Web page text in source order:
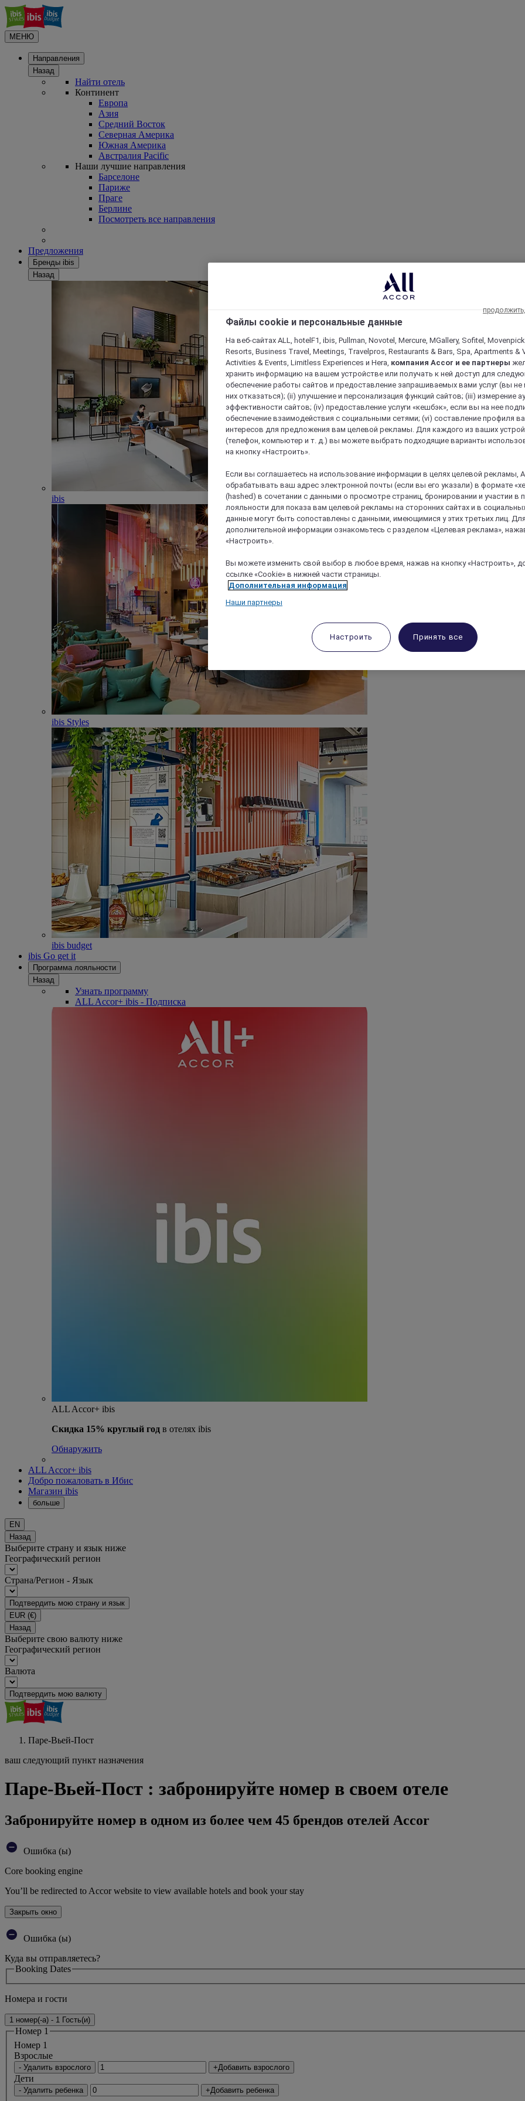
МЕНЮ
Направления
Назад
Найти отель
Континент
Европа
Азия
Средний Восток
Северная Америка
Южная Америка
Австралия Pacific
Наши лучшие направления
Барселоне
Париже
Праге
Берлине
Посмотреть все направления
Предложения
Бренды ibis
Назад
ibis
ibis Styles
ibis budget
ibis Go get it
Программа лояльности
Назад
Узнать программу
ALL Accor+ ibis - Подписка
ALL Accor+ ibis
Скидка 15% круглый год в отелях ibis
Обнаружить
ALL Accor+ ibis
Добро пожаловать в Ибис
Магазин ibis
больше
EN
Назад
Выберите страну и язык ниже
Географический регион
Страна/Регион - Язык
Подтвердить мою страну и язык
EUR (€)
Назад
Выберите свою валюту ниже
Географический регион
Валюта
Подтвердить мою валюту
Паре-Вьей-Пост
ваш следующий пункт назначения
Паре-Вьей-Пост : забронируйте номер в своем отеле
Забронируйте номер в одном из более чем 45 брендов отелей Accor
Ошибка (ы)
Core booking engine
You’ll be redirected to Accor website to view available hotels and book your stay
Закрыть окно
Ошибка (ы)
Куда вы отправляетесь?
Booking Dates
Номера и гости
1 номер(-а) - 1 Гость(и)
Номер 1
Номер 1
Bзрослые
- Удалить взрослого +Добавить взрослого
Дети
- Удалить ребенка +Добавить ребенка
Файлы cookie и персональные данные
На веб-сайтах ALL, hotelF1, ibis, Pullman, Novotel, Mercure, MGallery, Sofitel,
Resorts, Business Travel, Meetings, Travelpros, Restaurants & Bars, Spa, Apartments &
Activities & Events, Limitless Experiences и Hera, компания Accor и ее партнеры
хранить информацию на вашем устройстве или получать к ней доступ для
обеспечение работы сайтов и предоставление запрашиваемых вами услуг (вы
них отказаться); (ii) улучшение и персонализация функций сайтов; (iii) измерение
эффективности сайтов; (iv) предоставление услуги «кешбэк», если вы на нее
обеспечение взаимодействия с социальными сетями; (vi) составление профиля
интересов для предложения вам целевой рекламы. Для каждого из ваших
(телефон, компьютер и т. д.) вы можете выбрать подходящие варианты
на кнопку «Настроить».
Если вы соглашаетесь на использование информации в целях целевой рекламы,
обрабатывать ваш адрес электронной почты (если вы его указали) в формате
(hashed) в сочетании с данными о просмотре страниц, бронировании и участии в
лояльности для показа вам целевой рекламы на сторонних сайтах и в
данные могут быть сопоставлены с данными, имеющимися у этих третьих лиц.
дополнительной информации ознакомьтесь с разделом «Целевая реклама»,
«Настроить».
Вы можете изменить свой выбор в любое время, нажав на кнопку «Настроить»,
ссылке «Cookie» в нижней части страницы.
Дополнительная информация
Наши партнеры
Настроить Принять все